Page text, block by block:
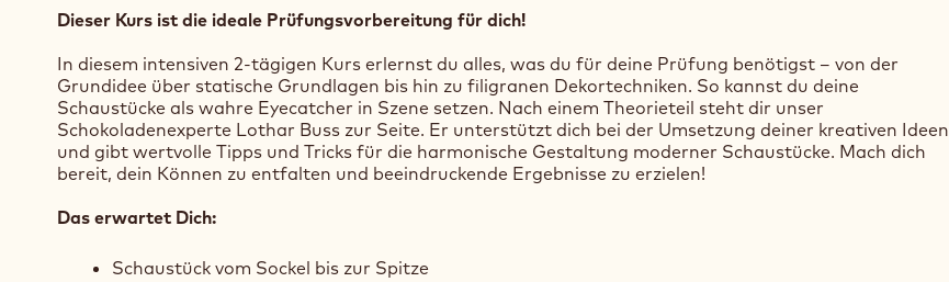
Dieser Kurs ist die ideale Prüfungsvorbereitung für dich!
In diesem intensiven 2-tägigen Kurs erlernst du alles, was du für deine Prüfung benötigst – von der
Grundidee über statische Grundlagen bis hin zu filigranen Dekortechniken. So kannst du deine
Schaustücke als wahre Eyecatcher in Szene setzen. Nach einem Theorieteil steht dir unser
Schokoladenexperte Lothar Buss zur Seite. Er unterstützt dich bei der Umsetzung deiner kreativen Ideen
und gibt wertvolle Tipps und Tricks für die harmonische Gestaltung moderner Schaustücke. Mach dich
bereit, dein Können zu entfalten und beeindruckende Ergebnisse zu erzielen!
Das erwartet Dich:
Schaustück vom Sockel bis zur Spitze